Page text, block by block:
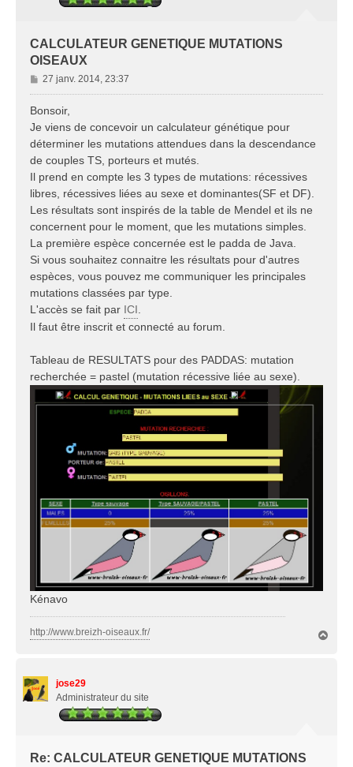
CALCULATEUR GENETIQUE MUTATIONS
OISEAUX
M
e
s
g
e
27 janv. 2014, 23:37
Bonsoir,
Je viens de concevoir un calculateur génétique pour
déterminer les mutations attendues dans la descendance
de couples TS, porteurs et mutés.
Il prend en compte les 3 types de mutations: récessives
libres, récessives liées au sexe et dominantes(SF et DF).
Les résultats sont inspirés de la table de Mendel et ils ne
concernent pour le moment, que les mutations simples.
La première espèce concernée est le padda de Java.
Si vous souhaitez connaitre les résultats pour d'autres
espèces, vous pouvez me communiquer les principales
mutations classées par type.
L'accès se fait par ICI.
Il faut être inscrit et connecté au forum.
Tableau de RESULTATS pour des PADDAS: mutation
recherchée = pastel (mutation récessive liée au sexe).
Kénavo
http://www.breizh-oiseaux.fr/
jose29
Administrateur du site
Re: CALCULATEUR GENETIQUE MUTATIONS